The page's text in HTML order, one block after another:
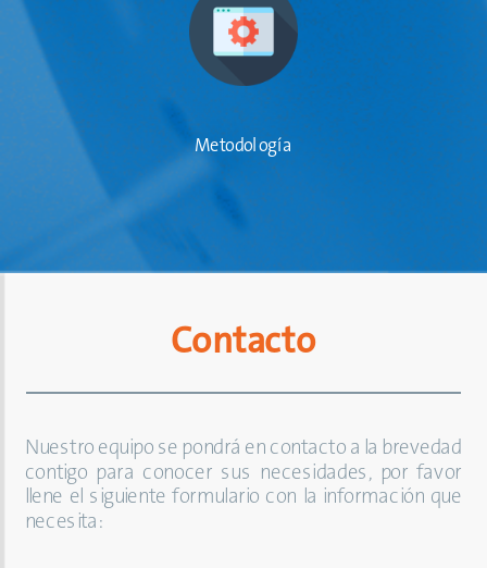
Metodología
Contacto
Nuestro equipo se pondrá en contacto a la brevedad
contigo para conocer sus necesidades, por favor
llene el siguiente formulario con la información que
necesita: